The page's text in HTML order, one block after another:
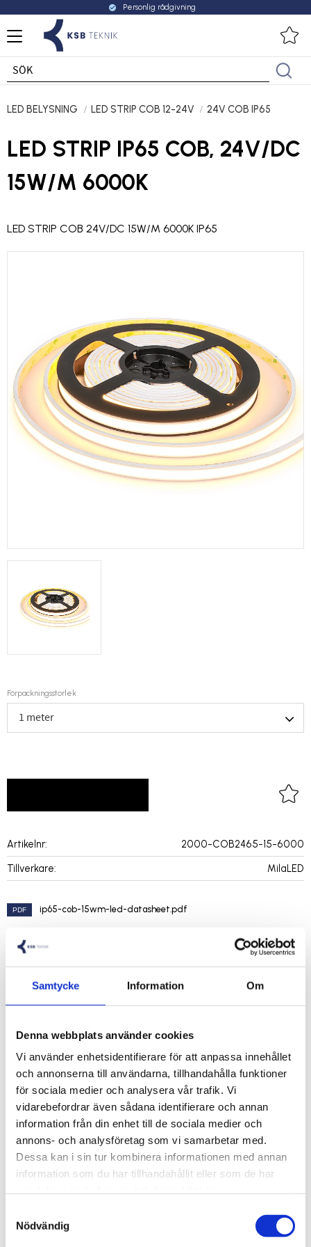
Samtycke Information Om
Denna webbplats använder cookies
Vi använder enhetsidentifierare för att anpassa innehållet
och annonserna till användarna, tillhandahålla funktioner
för sociala medier och analysera vår trafik. Vi
vidarebefordrar även sådana identifierare och annan
information från din enhet till de sociala medier och
annons- och analysföretag som vi samarbetar med.
Dessa kan i sin tur kombinera informationen med annan
information som du har tillhandahållit eller som de har
Nödvändig
Meny
check_circle Personlig rådgivning
LED BELYSNING LED STRIP COB 12-24V 24V COB IP65
LED STRIP IP65 COB, 24V/DC
15W/M 6000K
LED STRIP COB 24V/DC 15W/M 6000K IP65
Förpackningsstorlek
Artikelnr
2000-COB2465-15-6000
Tillverkare
MilaLED
ip65-cob-15wm-led-datasheet.pdf
Visa alla produkter från MilaLED
COB LED STRIP ifrån Mila-LED
Med COB-tekniken ser du inga LED-punkter och har ett
Dioder: COB
Färgtemperatur(K): 6000K (Varmvit)
Spänningstyp: DC
Spänning (V): 24